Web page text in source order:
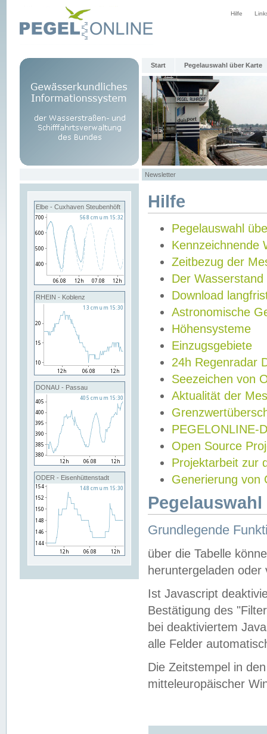
Hilfe
Start Pegelauswahl über Karte
Newsletter
Elbe - Cuxhaven Steubenhöft
RHEIN - Koblenz
DONAU - Passau
ODER - Eisenhüttenstadt
Hilfe
Pegelauswahl
Kennzeichnende
Zeitbezug der
Der Wasserstand
Download
Astronomische
Höhensysteme
Einzugsgebiete
24h Regenradar
Seezeichen von
Aktualität der
PEGELONLINE-
Open Source
Projektarbeit zur
Generierung von
Grundlegende
über die Tabelle
heruntergeladen oder
Ist Javascript
Bestätigung des
bei deaktiviertem
alle Felder
Die Zeitstempel in
mitteleuropäischer